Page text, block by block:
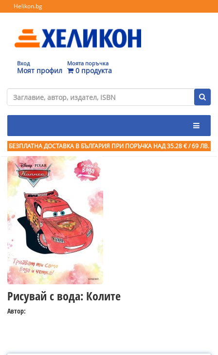
Helikon.bg
Вход
Моят профил
Моята поръчка
0 продукта
БЕЗПЛАТНА ДОСТАВКА В БЪЛГАРИЯ ПРИ ПОРЪЧКА НАД 35.28 € / 69 ЛВ.
Рисувай с вода: Колите
Автор: